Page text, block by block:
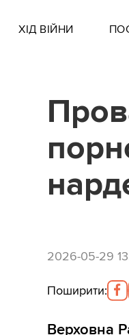
ХІД ВІЙНИ
2026-05-29
Поширити:
Верховна